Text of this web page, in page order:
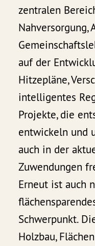
zentralen
Nahversorgung,
auf der
Hitzepläne,
intelligentes
Projekte, die
entwickeln und
auch in der
Zuwendungen
Erneut ist auch
Schwerpunkt.
Holzbau,